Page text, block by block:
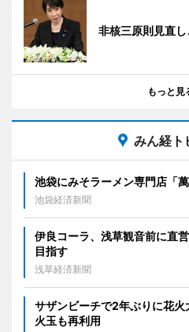
非核三原則見直
もっと見
みん経ト
池袋にみそラーメン専門店「
池袋経済新聞
伊良コーラ、浅草観音前に直
目指す
浅草経済新聞
サザンビーチで2年ぶりに花
火玉も再利用